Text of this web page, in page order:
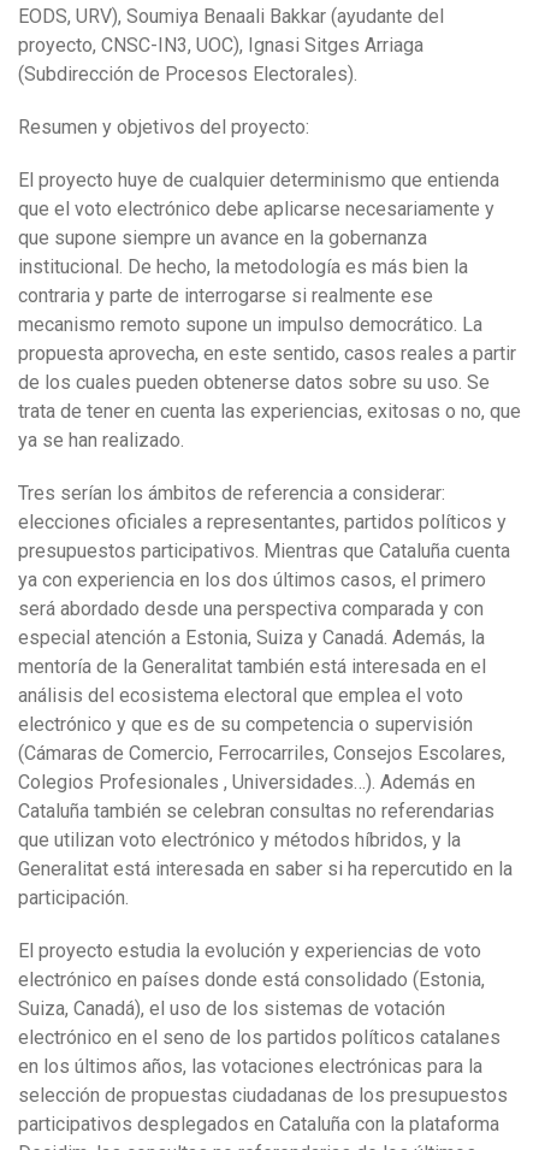
EODS, URV), Soumiya Benaali Bakkar (ayudante del
proyecto, CNSC-IN3, UOC), Ignasi Sitges Arriaga
(Subdirección de Procesos Electorales).
Resumen y objetivos del proyecto:
El proyecto huye de cualquier determinismo que entienda
que el voto electrónico debe aplicarse necesariamente y
que supone siempre un avance en la gobernanza
institucional. De hecho, la metodología es más bien la
contraria y parte de interrogarse si realmente ese
mecanismo remoto supone un impulso democrático. La
propuesta aprovecha, en este sentido, casos reales a partir
de los cuales pueden obtenerse datos sobre su uso. Se
trata de tener en cuenta las experiencias, exitosas o no, que
ya se han realizado.
Tres serían los ámbitos de referencia a considerar:
elecciones oficiales a representantes, partidos políticos y
presupuestos participativos. Mientras que Cataluña cuenta
ya con experiencia en los dos últimos casos, el primero
será abordado desde una perspectiva comparada y con
especial atención a Estonia, Suiza y Canadá. Además, la
mentoría de la Generalitat también está interesada en el
análisis del ecosistema electoral que emplea el voto
electrónico y que es de su competencia o supervisión
(Cámaras de Comercio, Ferrocarriles, Consejos Escolares,
Colegios Profesionales , Universidades…). Además en
Cataluña también se celebran consultas no referendarias
que utilizan voto electrónico y métodos híbridos, y la
Generalitat está interesada en saber si ha repercutido en la
participación.
El proyecto estudia la evolución y experiencias de voto
electrónico en países donde está consolidado (Estonia,
Suiza, Canadá), el uso de los sistemas de votación
electrónico en el seno de los partidos políticos catalanes
en los últimos años, las votaciones electrónicas para la
selección de propuestas ciudadanas de los presupuestos
participativos desplegados en Cataluña con la plataforma